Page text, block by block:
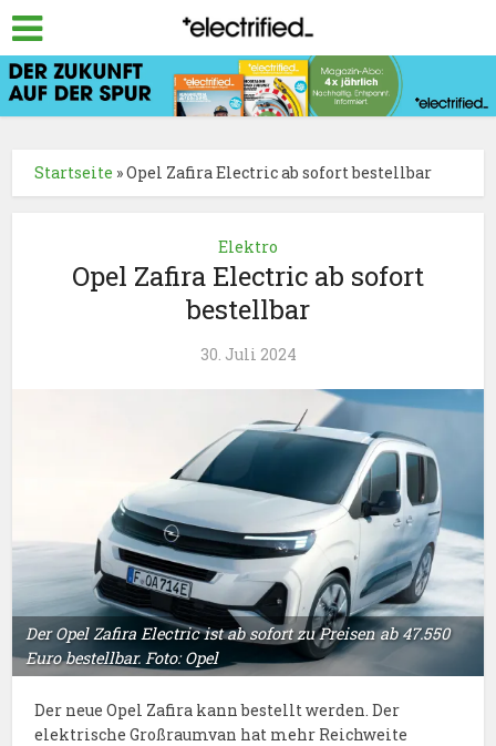
Startseite »Opel Zafira Electric ab sofort bestellbar
Elektro
Opel Zafira Electric ab sofort
bestellbar
30. Juli 2024
Der Opel Zafira Electric ist ab sofort zu Preisen ab 47.550
Euro bestellbar. Foto: Opel
Der neue Opel Zafira kann bestellt werden. Der
elektrische Großraumvan hat mehr Reichweite